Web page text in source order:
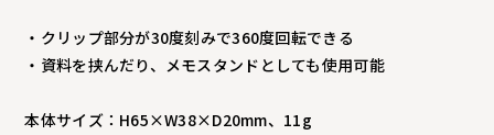
・クリップ部分が30度刻みで360度回転できる
・資料を挟んだり、メモスタンドとしても使用可能
本体サイズ：H65×W38×D20mm、11g